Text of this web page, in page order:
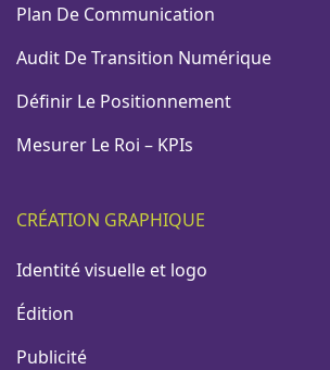
Plan De Communication
Audit De Transition Numérique
Définir Le Positionnement
Mesurer Le Roi – KPIs
CRÉATION GRAPHIQUE
Identité visuelle et logo
Édition
Publicité